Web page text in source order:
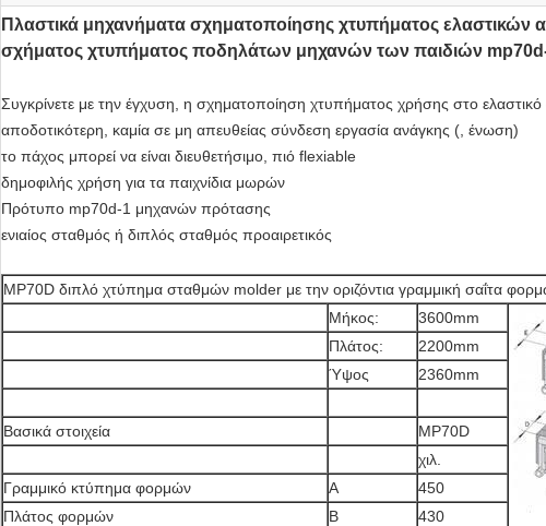
Πλαστικά μηχανήματα σχηματοποίησης χτυπήματος ελαστικών
σχήματος χτυπήματος ποδηλάτων μηχανών των παιδιών
Συγκρίνετε με την έγχυση, η σχηματοποίηση χτυπήματος χρήσης στο ελαστικό
αποδοτικότερη, καμία σε μη απευθείας σύνδεση εργασία ανάγκης (, ένωση)
το πάχος μπορεί να είναι διευθετήσιμο, πιό flexiable
δημοφιλής χρήση για τα παιχνίδια μωρών
Πρότυπο mp70d-1 μηχανών πρότασης
ενιαίος σταθμός ή διπλός σταθμός προαιρετικός
MP70D διπλό χτύπημα σταθμών molder με την οριζόντια γραμμική σαΐτα
Μήκος:
3600mm
Πλάτος:
2200mm
Ύψος
2360mm
Βασικά στοιχεία
MP70D
χιλ.
Γραμμικό κτύπημα φορμών
Α
450
Πλάτος φορμών
Β
430